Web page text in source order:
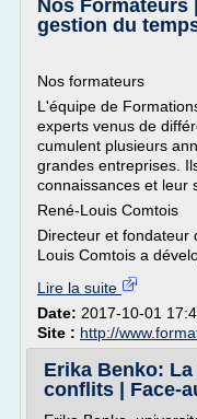
Nos Formateurs
gestion du
Nos formateurs
L'équipe de
experts venus de
cumulent plusieurs
grandes entreprises.
connaissances et leur
René-Louis Comtois
Directeur et fondateur
Louis Comtois a
Lire la suite
Date: 2017-10-01
Site : http://
Erika Benko:
conflits | Face-